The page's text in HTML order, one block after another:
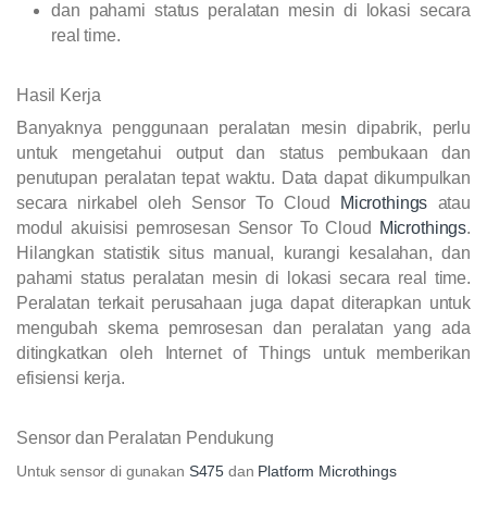
dan pahami status peralatan mesin di lokasi secara
real time.
Hasil Kerja
Banyaknya penggunaan peralatan mesin dipabrik, perlu
untuk mengetahui output dan status pembukaan dan
penutupan peralatan tepat waktu. Data dapat dikumpulkan
secara nirkabel oleh Sensor To Cloud
Microthings atau
modul akuisisi pemrosesan Sensor To Cloud
Microthings.
Hilangkan statistik situs manual, kurangi kesalahan, dan
pahami status peralatan mesin di lokasi secara real time.
Peralatan terkait perusahaan juga dapat diterapkan untuk
mengubah skema pemrosesan dan peralatan yang ada
ditingkatkan oleh Internet of Things untuk memberikan
efisiensi kerja.
Sensor dan Peralatan Pendukung
Untuk sensor di gunakan S475 dan Platform Microthings